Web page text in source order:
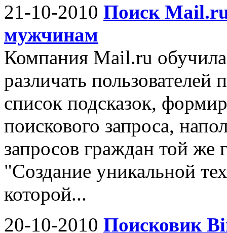
21-10-2010 Поиск
мужчинам
Компания Mail.ru
различать
список подсказок,
поискового запроса,
запросов граждан той же
"Создание уникальной
которой...
20-10-2010 Поисковик